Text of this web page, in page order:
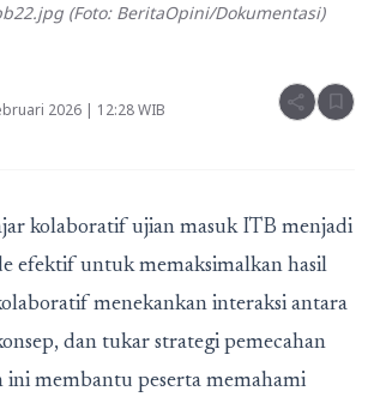
(Foto: BeritaOpini/Dokumentasi)
2026 | 12:28 WIB share bookmark
kolaboratif ujian masuk ITB menjadi
efektif untuk memaksimalkan hasil
menekankan interaksi antara
dan tukar strategi pemecahan
ini membantu peserta memahami